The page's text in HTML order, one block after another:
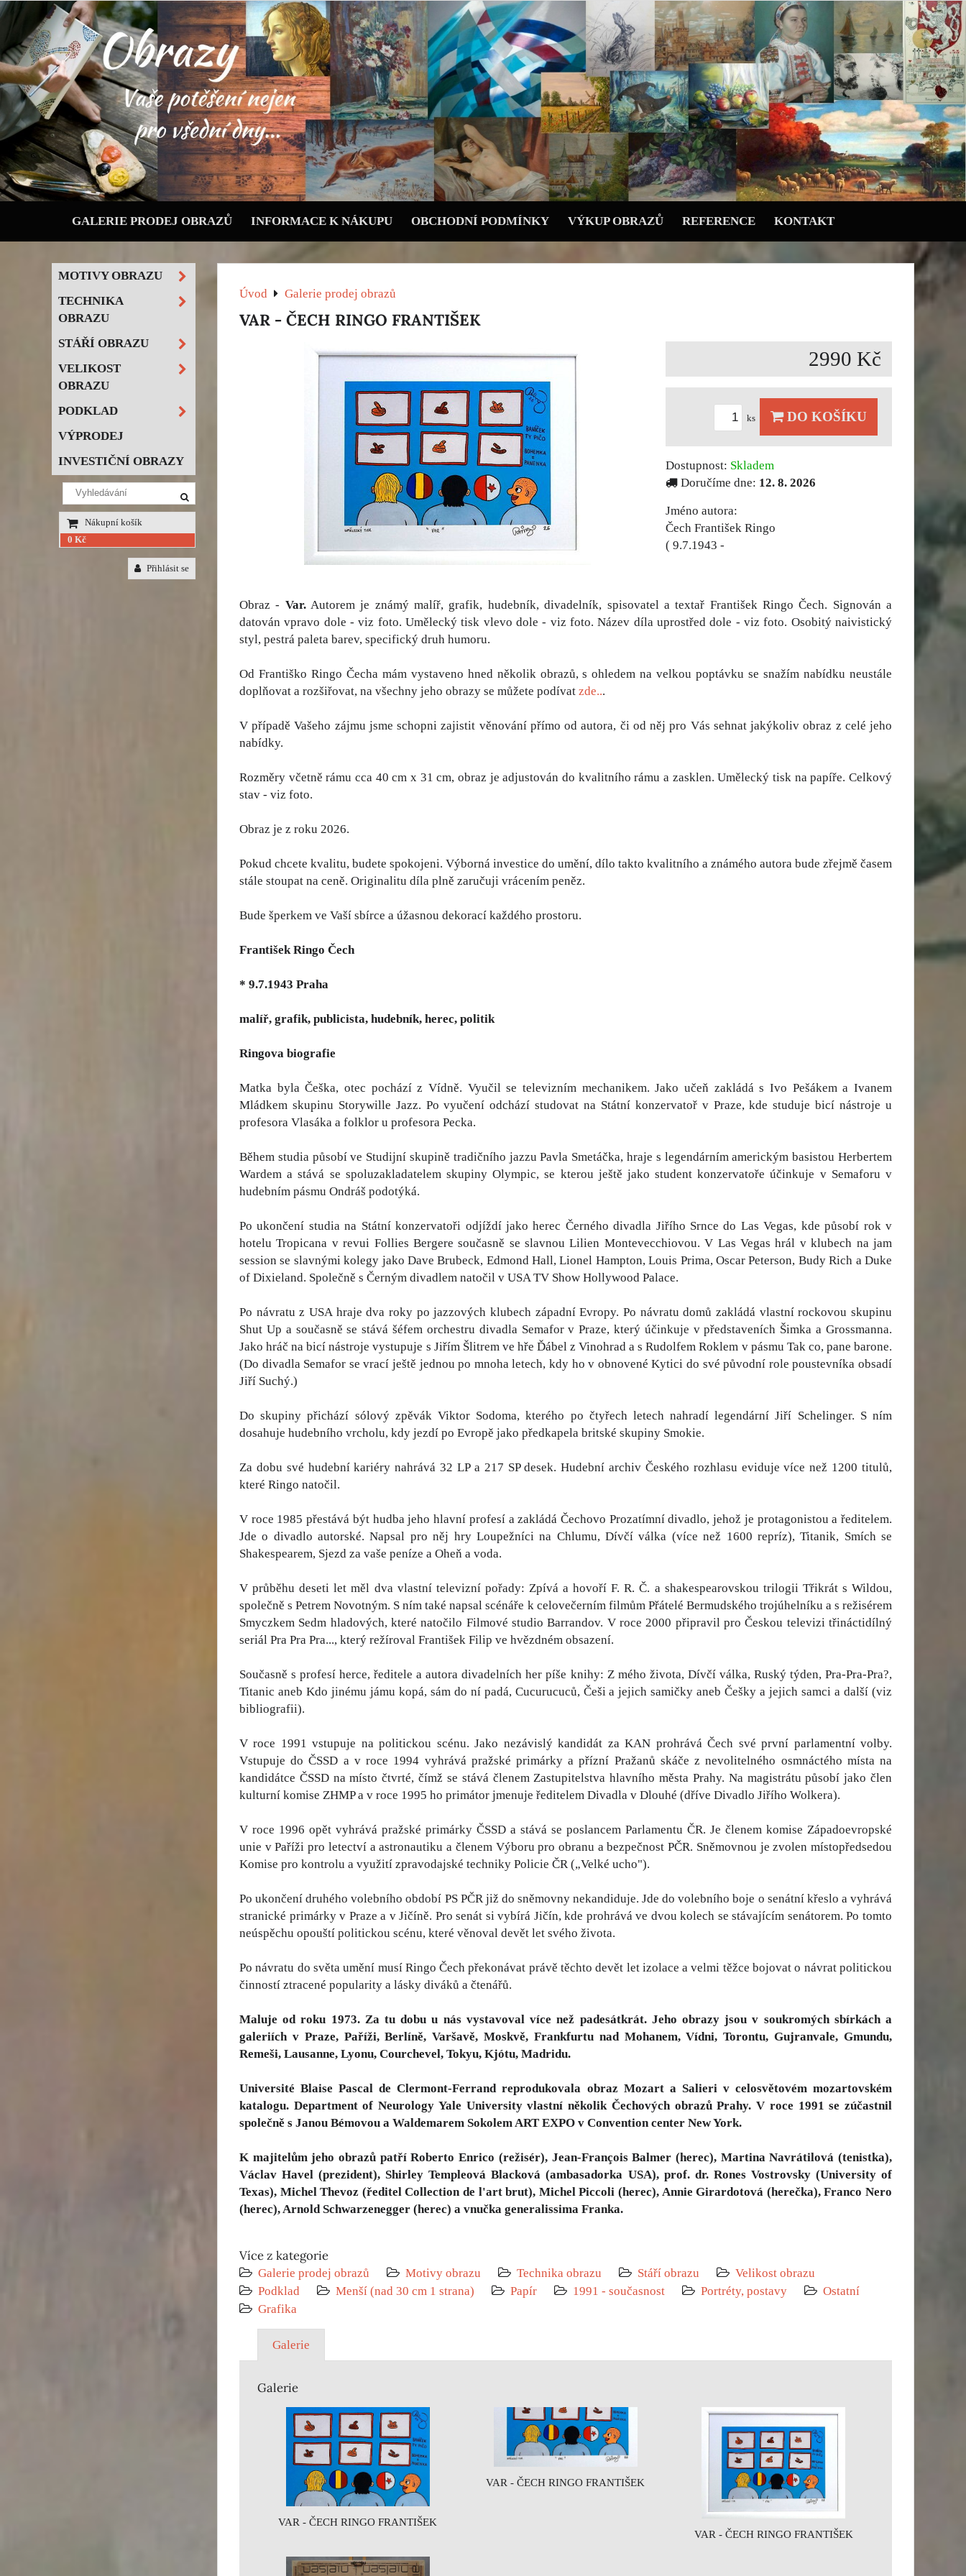
GALERIE PRODEJ OBRAZŮ INFORMACE K NÁKUPU OBCHODNÍ PODMÍNKY VÝKUP OBRAZŮ REFERENCE KONTAKT
Úvod Galerie prodej obrazů
VAR - ČECH RINGO FRANTIŠEK
2990 Kč
ks DO KOŠÍKU
Dostupnost: Skladem
Doručíme dne: 12. 8. 2026
Jméno autora:
Čech František Ringo
( 9.7.1943 -
Obraz - Var.Autorem je známý malíř, grafik, hudebník, divadelník, spisovatel a textař František Ringo Čech. Signován a
datován vpravo dole - viz foto. Umělecký tisk vlevo dole - viz foto. Název díla uprostřed dole - viz foto. Osobitý naivistický
styl, pestrá paleta barev, specifický druh humoru.
Od Františko Ringo Čecha mám vystaveno hned několik obrazů, s ohledem na velkou poptávku se snažím nabídku neustále
doplňovat a rozšiřovat, na všechny jeho obrazy se můžete podívat zde...
V případě Vašeho zájmu jsme schopni zajistit věnování přímo od autora, či od něj pro Vás sehnat jakýkoliv obraz z celé jeho
nabídky.
Rozměry včetně rámu cca 40 cm x 31 cm, obraz je adjustován do kvalitního rámu a zasklen. Umělecký tisk na papíře. Celkový
stav - viz foto.
Obraz je z roku 2026.
Pokud chcete kvalitu, budete spokojeni. Výborná investice do umění, dílo takto kvalitního a známého autora bude zřejmě časem
stále stoupat na ceně. Originalitu díla plně zaručuji vrácením peněz.
Bude šperkem ve Vaší sbírce a úžasnou dekorací každého prostoru.
František Ringo Čech
* 9.7.1943 Praha
malíř, grafik, publicista, hudebník, herec, politik
Ringova biografie
Matka byla Češka, otec pochází z Vídně. Vyučil se televizním mechanikem. Jako učeň zakládá s Ivo Pešákem a Ivanem
Mládkem skupinu Storywille Jazz. Po vyučení odchází studovat na Státní konzervatoř v Praze, kde studuje bicí nástroje u
profesora Vlasáka a folklor u profesora Pecka.
Během studia působí ve Studijní skupině tradičního jazzu Pavla Smetáčka, hraje s legendárním americkým basistou Herbertem
Wardem a stává se spoluzakladatelem skupiny Olympic, se kterou ještě jako student konzervatoře účinkuje v Semaforu v
hudebním pásmu Ondráš podotýká.
Po ukončení studia na Státní konzervatoři odjíždí jako herec Černého divadla Jiřího Srnce do Las Vegas, kde působí rok v
hotelu Tropicana v revui Follies Bergere současně se slavnou Lilien Montevecchiovou. V Las Vegas hrál v klubech na jam
session se slavnými kolegy jako Dave Brubeck, Edmond Hall, Lionel Hampton, Louis Prima, Oscar Peterson, Budy Rich a Duke
of Dixieland. Společně s Černým divadlem natočil v USA TV Show Hollywood Palace.
Po návratu z USA hraje dva roky po jazzových klubech západní Evropy. Po návratu domů zakládá vlastní rockovou skupinu
Shut Up a současně se stává šéfem orchestru divadla Semafor v Praze, který účinkuje v představeních Šimka a Grossmanna.
Jako hráč na bicí nástroje vystupuje s Jiřím Šlitrem ve hře Ďábel z Vinohrad a s Rudolfem Roklem v pásmu Tak co, pane barone.
(Do divadla Semafor se vrací ještě jednou po mnoha letech, kdy ho v obnovené Kytici do své původní role poustevníka obsadí
Jiří Suchý.)
Do skupiny přichází sólový zpěvák Viktor Sodoma, kterého po čtyřech letech nahradí legendární Jiří Schelinger. S ním
dosahuje hudebního vrcholu, kdy jezdí po Evropě jako předkapela britské skupiny Smokie.
Za dobu své hudební kariéry nahrává 32 LP a 217 SP desek. Hudební archiv Českého rozhlasu eviduje více než 1200 titulů,
které Ringo natočil.
V roce 1985 přestává být hudba jeho hlavní profesí a zakládá Čechovo Prozatímní divadlo, jehož je protagonistou a ředitelem.
Jde o divadlo autorské. Napsal pro něj hry Loupežníci na Chlumu, Dívčí válka (více než 1600 repríz), Titanik, Smích se
Shakespearem, Sjezd za vaše peníze a Oheň a voda.
V průběhu deseti let měl dva vlastní televizní pořady: Zpívá a hovoří F. R. Č. a shakespearovskou trilogii Třikrát s Wildou,
společně s Petrem Novotným. S ním také napsal scénáře k celovečerním filmům Přátelé Bermudského trojúhelníku a s režisérem
Smyczkem Sedm hladových, které natočilo Filmové studio Barrandov. V roce 2000 připravil pro Českou televizi třináctidílný
seriál Pra Pra Pra..., který režíroval František Filip ve hvězdném obsazení.
Současně s profesí herce, ředitele a autora divadelních her píše knihy: Z mého života, Dívčí válka, Ruský týden, Pra-Pra-Pra?,
Titanic aneb Kdo jinému jámu kopá, sám do ní padá, Cucurucuců, Češi a jejich samičky aneb Češky a jejich samci a další (viz
bibliografii).
V roce 1991 vstupuje na politickou scénu. Jako nezávislý kandidát za KAN prohrává Čech své první parlamentní volby.
Vstupuje do ČSSD a v roce 1994 vyhrává pražské primárky a přízní Pražanů skáče z nevolitelného osmnáctého místa na
kandidátce ČSSD na místo čtvrté, čímž se stává členem Zastupitelstva hlavního města Prahy. Na magistrátu působí jako člen
kulturní komise ZHMP a v roce 1995 ho primátor jmenuje ředitelem Divadla v Dlouhé (dříve Divadlo Jiřího Wolkera).
V roce 1996 opět vyhrává pražské primárky ČSSD a stává se poslancem Parlamentu ČR. Je členem komise Západoevropské
unie v Paříži pro letectví a astronautiku a členem Výboru pro obranu a bezpečnost PČR. Sněmovnou je zvolen místopředsedou
Komise pro kontrolu a využití zpravodajské techniky Policie ČR („Velké ucho").
Po ukončení druhého volebního období PS PČR již do sněmovny nekandiduje. Jde do volebního boje o senátní křeslo a vyhrává
stranické primárky v Praze a v Jičíně. Pro senát si vybírá Jičín, kde prohrává ve dvou kolech se stávajícím senátorem. Po tomto
neúspěchu opouští politickou scénu, které věnoval devět let svého života.
Po návratu do světa umění musí Ringo Čech překonávat právě těchto devět let izolace a velmi těžce bojovat o návrat politickou
činností ztracené popularity a lásky diváků a čtenářů.
Maluje od roku 1973. Za tu dobu u nás vystavoval více než padesátkrát. Jeho obrazy jsou v soukromých sbírkách a
galeriích v Praze, Paříži, Berlíně, Varšavě, Moskvě, Frankfurtu nad Mohanem, Vídni, Torontu, Gujranvale, Gmundu,
Remeši, Lausanne, Lyonu, Courchevel, Tokyu, Kjótu, Madridu.
Université Blaise Pascal de Clermont-Ferrand reprodukovala obraz Mozart a Salieri v celosvětovém mozartovském
katalogu. Department of Neurology Yale University vlastní několik Čechových obrazů Prahy. V roce 1991 se zúčastnil
společně s Janou Bémovou a Waldemarem Sokolem ART EXPO v Convention center New York.
K majitelům jeho obrazů patří Roberto Enrico (režisér), Jean-François Balmer (herec), Martina Navrátilová (tenistka),
Václav Havel (prezident), Shirley Templeová Blacková (ambasadorka USA), prof. dr. Rones Vostrovsky (University of
Texas), Michel Thevoz (ředitel Collection de l'art brut), Michel Piccoli (herec), Annie Girardotová (herečka), Franco Nero
(herec), Arnold Schwarzenegger (herec) a vnučka generalissima Franka.
Více z kategorie
Galerie prodej obrazů Motivy obrazu Technika obrazu Stáří obrazu
Velikost obrazu
Podklad
Menší (nad 30 cm 1 strana) Papír 1991 - současnost Portréty, postavy
Ostatní
Grafika
Galerie
Galerie
VAR - ČECH RINGO FRANTIŠEK
VAR - ČECH RINGO FRANTIŠEK
VAR - ČECH RINGO FRANTIŠEK
MOTIVY OBRAZU
TECHNIKA
OBRAZU
STÁŘÍ OBRAZU
VELIKOST
OBRAZU
PODKLAD
VÝPRODEJ
INVESTIČNÍ OBRAZY
Nákupní košík
0 Kč
Přihlásit se